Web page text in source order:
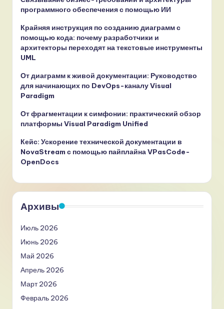
программного обеспечения с помощью ИИ
Крайняя инструкция по созданию диаграмм с
помощью кода: почему разработчики и
архитекторы переходят на текстовые инструменты
UML
От диаграмм к живой документации: Руководство
для начинающих по DevOps-каналу Visual
Paradigm
От фрагментации к симфонии: практический обзор
платформы Visual Paradigm Unified
Кейс: Ускорение технической документации в
NovaStream с помощью пайплайна VPasCode-
OpenDocs
Архивы
Июль 2026
Июнь 2026
Май 2026
Апрель 2026
Март 2026
Февраль 2026